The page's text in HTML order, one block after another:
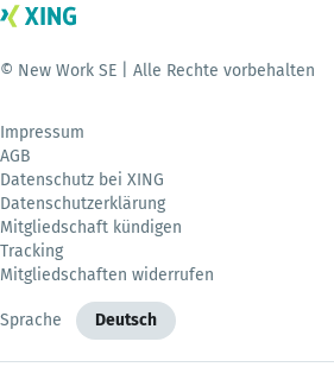
© New Work SE | Alle Rechte vorbehalten
Impressum
AGB
Datenschutz bei XING
Datenschutzerklärung
Mitgliedschaft kündigen
Tracking
Mitgliedschaften widerrufen
Sprache Deutsch